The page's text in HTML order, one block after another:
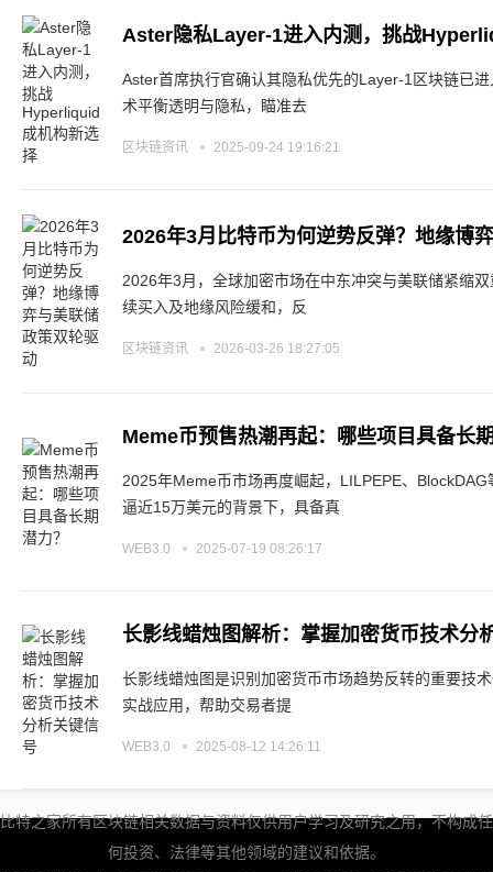
Aster隐私Layer-1进入内测，挑战
Aster首席执行官确认其隐私优先的Layer-1区块链已
术平衡透明与隐私，瞄准去
区块链资讯 2025-09-24 19:16:21
2026年3月比特币为何逆势反弹？地缘博
2026年3月，全球加密市场在中东冲突与美联储紧缩
续买入及地缘风险缓和，反
区块链资讯 2026-03-26 18:27:05
Meme币预售热潮再起：哪些项目具备长
2025年Meme币市场再度崛起，LILPEPE、
逼近15万美元的背景下，具备真
WEB3.0 2025-07-19 08:26:17
长影线蜡烛图解析：掌握加密货币技术分
长影线蜡烛图是识别加密货币市场趋势反转的重要技
实战应用，帮助交易者提
WEB3.0 2025-08-12 14:26:11
比特之家所有区块链相关数据与资料仅供用户学习及研究之用，不构成任
何投资、法律等其他领域的建议和依据。